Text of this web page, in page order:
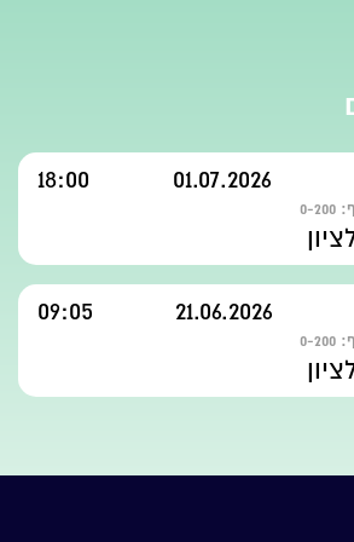
01.07.2026
18:00
0-200
21.06.2026
09:05
0-200